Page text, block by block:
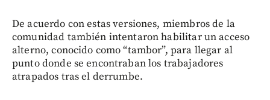
De acuerdo con estas versiones, miembros de la
comunidad también intentaron habilitar un acceso
alterno, conocido como “tambor”, para llegar al
punto donde se encontraban los trabajadores
atrapados tras el derrumbe.